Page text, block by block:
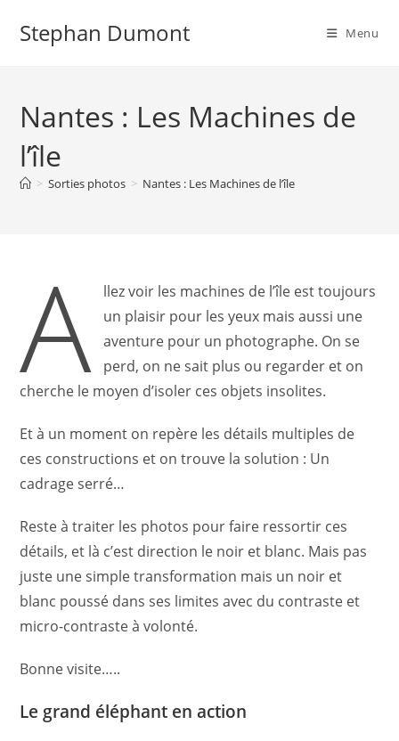
Stephan Dumont Menu
Nantes : Les Machines de
l’île
> Sorties photos > Nantes : Les Machines de l’île
A
llez voir les machines de l’île est toujours
un plaisir pour les yeux mais aussi une
aventure pour un photographe. On se
perd, on ne sait plus ou regarder et on
cherche le moyen d’isoler ces objets insolites.
Et à un moment on repère les détails multiples de
ces constructions et on trouve la solution : Un
cadrage serré…
Reste à traiter les photos pour faire ressortir ces
détails, et là c’est direction le noir et blanc. Mais pas
juste une simple transformation mais un noir et
blanc poussé dans ses limites avec du contraste et
micro-contraste à volonté.
Bonne visite…..
Le grand éléphant en action